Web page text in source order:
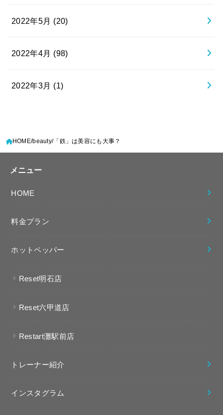
2022年5月 (20)
2022年4月 (98)
2022年3月 (1)
HOME beauty 「鉄」は美容にも大事？
メニュー
HOME
料金プラン
ホットペッパー
Reset明石店
Reset六甲道店
Restart灘駅前店
トレーナー紹介
インスタグラム